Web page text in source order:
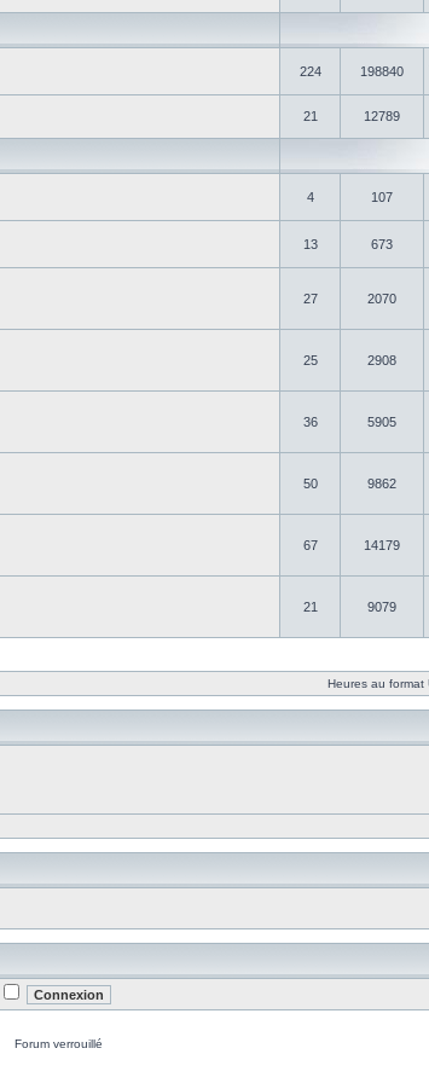
224 198840
21 12789
4 107
13 673
27 2070
25 2908
36 5905
50 9862
67 14179
21 9079
Heures au format
Forum verrouillé